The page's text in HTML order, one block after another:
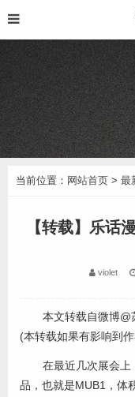
当前位置： 网站首页 > 最
【转载】乐
violet
本文转载自微博@
(本转载如果有影响到
在最近几次展会上
品，也就是MUB1，体